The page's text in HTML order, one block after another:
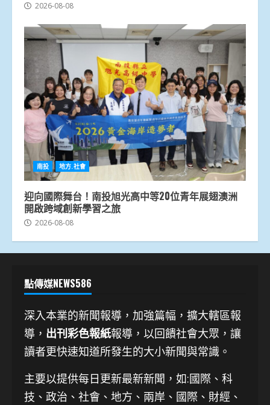
2026-08-08
南投 地方.社會
迎向國際舞台！南投旭光高中等20位青年展翅澳洲
開啟跨域創新學習之旅
2026-08-08
點傳媒NEWS586
深入本業的新聞報導，加強篇幅，擴大轄區報
導， 出刊彩色報紙報導，以回饋社會大眾，讓
讀者更快速知道所發生的大小新聞與常識。
主要以提供每日更新最新新聞 ，如:國際、科
技、 政治、社會、地方、兩岸、國際、財經、